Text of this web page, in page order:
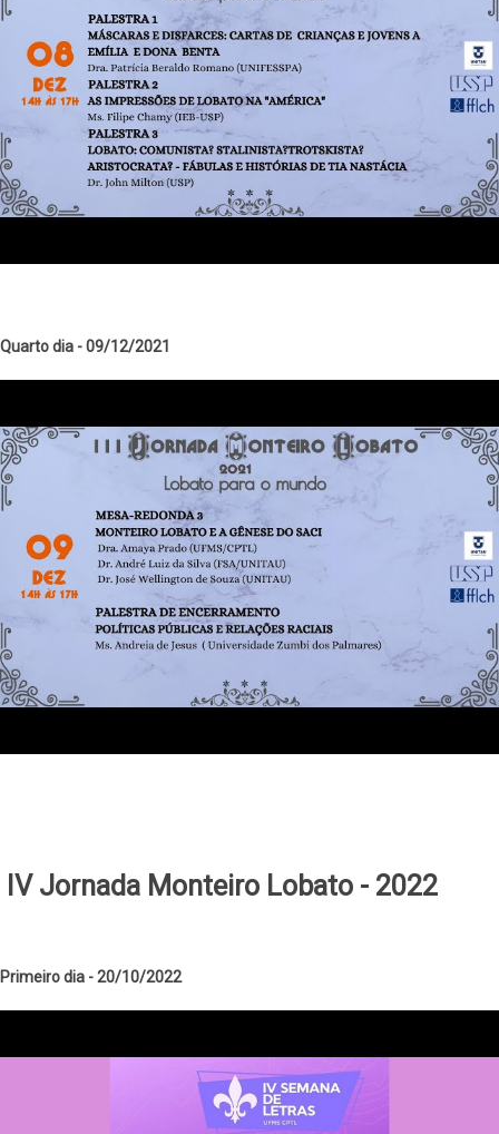
Quarto dia - 09/12/2021
IV Jornada Monteiro Lobato - 2022
Primeiro dia - 20/10/2022